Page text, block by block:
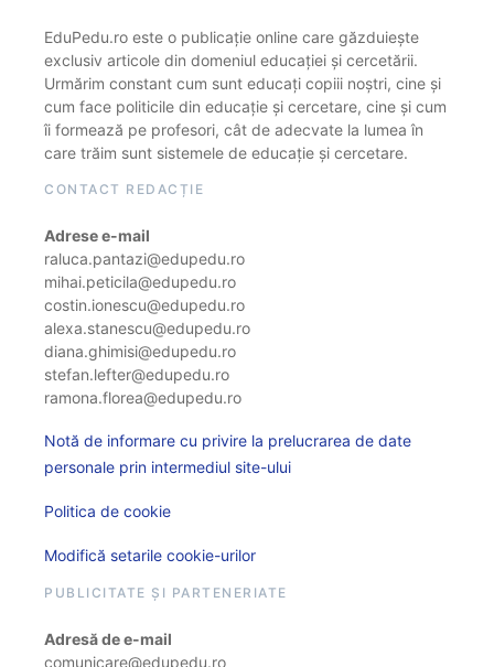
EduPedu.ro este o publicație online care găzduiește
exclusiv articole din domeniul educației și cercetării.
Urmărim constant cum sunt educați copiii noștri, cine și
cum face politicile din educație și cercetare, cine și cum
îi formează pe profesori, cât de adecvate la lumea în
care trăim sunt sistemele de educație și cercetare.
CONTACT REDACȚIE
Adrese e-mail
raluca.pantazi@edupedu.ro
mihai.peticila@edupedu.ro
costin.ionescu@edupedu.ro
alexa.stanescu@edupedu.ro
diana.ghimisi@edupedu.ro
stefan.lefter@edupedu.ro
ramona.florea@edupedu.ro
Notă de informare cu privire la prelucrarea de date
personale prin intermediul site-ului
Politica de cookie
Modifică setarile cookie-urilor
PUBLICITATE ȘI PARTENERIATE
Adresă de e-mail
comunicare@edupedu.ro